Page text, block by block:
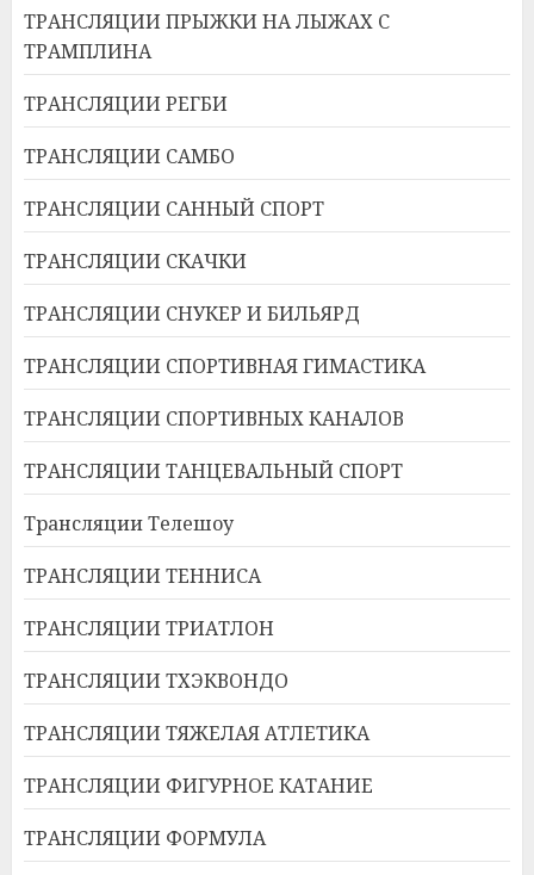
ТРАНСЛЯЦИИ ПРЫЖКИ НА ЛЫЖАХ С
ТРАМПЛИНА
ТРАНСЛЯЦИИ РЕГБИ
ТРАНСЛЯЦИИ САМБО
ТРАНСЛЯЦИИ САННЫЙ СПОРТ
ТРАНСЛЯЦИИ СКАЧКИ
ТРАНСЛЯЦИИ СНУКЕР И БИЛЬЯРД
ТРАНСЛЯЦИИ СПОРТИВНАЯ ГИМАСТИКА
ТРАНСЛЯЦИИ СПОРТИВНЫХ КАНАЛОВ
ТРАНСЛЯЦИИ ТАНЦЕВАЛЬНЫЙ СПОРТ
Трансляции Телешоу
ТРАНСЛЯЦИИ ТЕННИСА
ТРАНСЛЯЦИИ ТРИАТЛОН
ТРАНСЛЯЦИИ ТХЭКВОНДО
ТРАНСЛЯЦИИ ТЯЖЕЛАЯ АТЛЕТИКА
ТРАНСЛЯЦИИ ФИГУРНОЕ КАТАНИЕ
ТРАНСЛЯЦИИ ФОРМУЛА